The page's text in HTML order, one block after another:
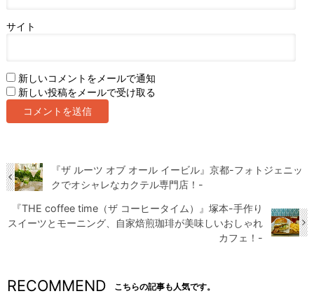
サイト
新しいコメントをメールで通知
新しい投稿をメールで受け取る
『ザ ルーツ オブ オール イービル』京都-フォトジェニッ
クでオシャレなカクテル専門店！-
『THE coffee time（ザ コーヒータイム）』塚本-手作り
スイーツとモーニング、自家焙煎珈琲が美味しいおしゃれ
カフェ！-
RECOMMEND こちらの記事も人気です。